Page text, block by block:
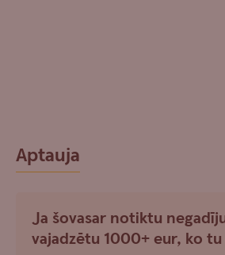
Aptauja
Ja šovasar notiktu
vajadzētu 1000+ eur, ko